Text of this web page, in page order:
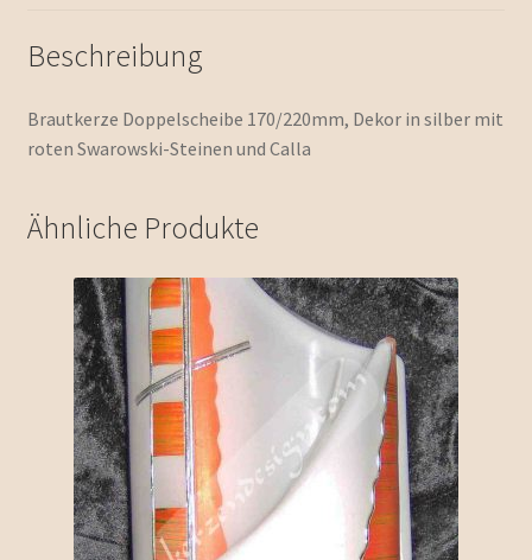
Beschreibung
Brautkerze Doppelscheibe 170/220mm, Dekor in silber mit
roten Swarowski-Steinen und Calla
Ähnliche Produkte